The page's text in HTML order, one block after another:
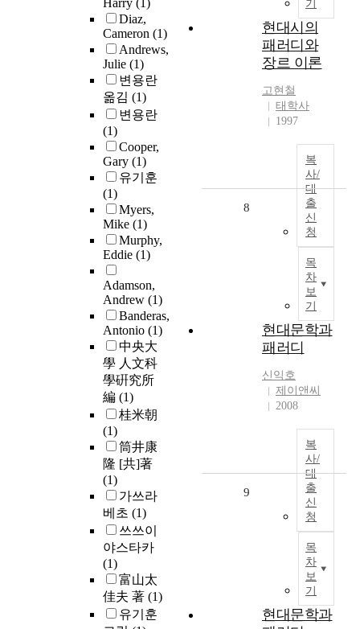
Harry (1)
Diaz,
Cameron (1)
Andrews,
Julie (1)
변용란
옮김 (1)
변용란
(1)
Cooper,
Gary (1)
유기훈
(1)
Myers,
Mike (1)
Murphy,
Eddie (1)
Adamson,
Andrew (1)
Banderas,
Antonio (1)
中央大
學 人文科
學硏究所
編 (1)
桂米朝
(1)
筒井康
隆 [共]著
(1)
가쓰라
베초 (1)
쓰쓰이
야스타카
(1)
富山太
佳夫 著 (1)
유기훈
기
현대시의
패러디와
장르 이론
고현철
태학사
1997
복
사/
대
출
신
청
목
차
보
기
8
현대문학과
패러디
신익호
제이앤씨
2008
복
사/
대
출
신
청
목
차
보
기
9
현대문학과